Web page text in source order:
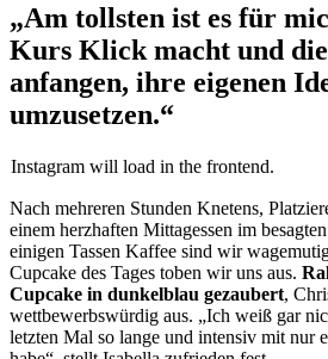
„Am tollsten ist es für
Kurs Klick macht und
anfangen, ihre eigenen
umzusetzen.“
Instagram will load in the frontend.
Nach mehreren Stunden Knetens,
einem herzhaften Mittagessen im besagten
einigen Tassen Kaffee sind wir
Cupcake des Tages toben wir uns aus.
Cupcake in dunkelblau gezaubert,
wettbewerbswürdig aus. „Ich weiß gar
letzten Mal so lange und intensiv mit nur